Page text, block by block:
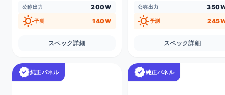
公称出力 200W
sunny予測 140W
スペック詳細
公称出力
sunny予測
スペック詳細
verified純正パネル verified純正パネル